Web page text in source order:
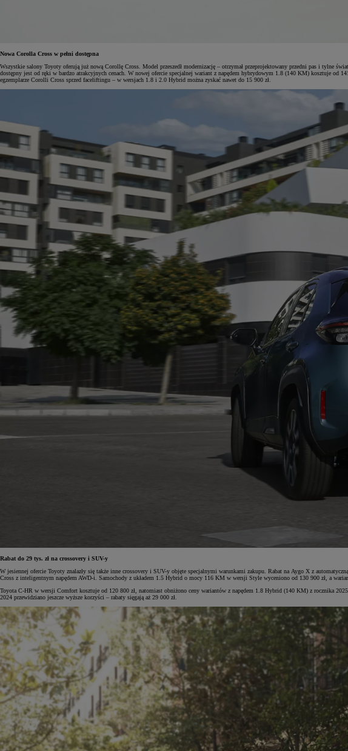
Corolla Hatchback
HYBRID
Nowa Corolla Cross w pełni dostępna
Wszystkie salony Toyoty oferują już nową Corollę Cross. Model przeszedł modernizację – otrzymał przeprojektowany przedni pas i tylne
dostępny jest od ręki w bardzo atrakcyjnych cenach. W nowej ofercie specjalnej wariant z napędem hybrydowym 1.8 (140 KM) kosztuje od
egzemplarze Corolli Cross sprzed faceliftingu – w wersjach 1.8 i 2.0 Hybrid można zyskać nawet do 15 900 zł.
Rabat do 29 tys. zł na crossovery i SUV-y
W jesiennej ofercie Toyoty znalazły się także inne crossovery i SUV-y objęte specjalnymi warunkami zakupu. Rabat na Aygo X z
Cross z inteligentnym napędem AWD-i. Samochody z układem 1.5 Hybrid o mocy 116 KM w wersji Style wyceniono od 130 900 zł, a
Toyota C-HR w wersji Comfort kosztuje od 120 800 zł, natomiast obniżono ceny wariantów z napędem 1.8 Hybrid (140 KM) z rocznika
2024 przewidziano jeszcze wyższe korzyści – rabaty sięgają aż 29 000 zł.